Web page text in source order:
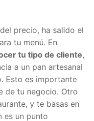
precio, ha salido el
tu menú. En
tu tipo de cliente,
a un pan artesanal
Esto es importante
de tu negocio. Otro
y te basas en
es un punto